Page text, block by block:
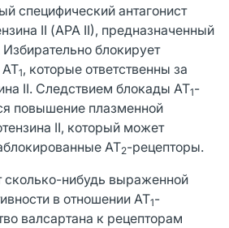
специфический антагонист
II (АРА II), предназначенный
блокирует
АТ1, которые ответственны за
II. Следствием блокады АТ1-
повышение плазменной
II, который может
АТ2-рецепторы.
сколько-нибудь выраженной
в отношении АТ1-
валсартана к рецепторам